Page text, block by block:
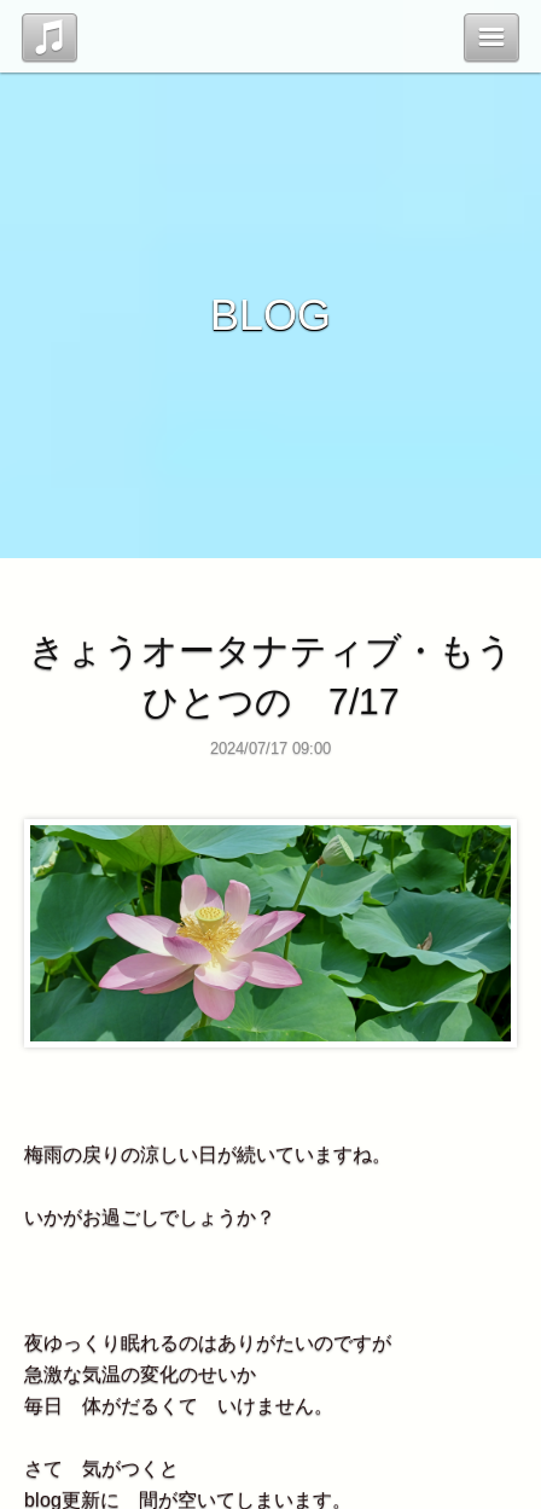
Contact
BLOG
きょうオータナティブ・もう
ひとつの 7/17
2024/07/17 09:00
梅雨の戻りの涼しい日が続いていますね。
いかがお過ごしでしょうか？
夜ゆっくり眠れるのはありがたいのですが
急激な気温の変化のせいか
毎日 体がだるくて いけません。
さて 気がつくと
blog更新に 間が空いてしまいます。